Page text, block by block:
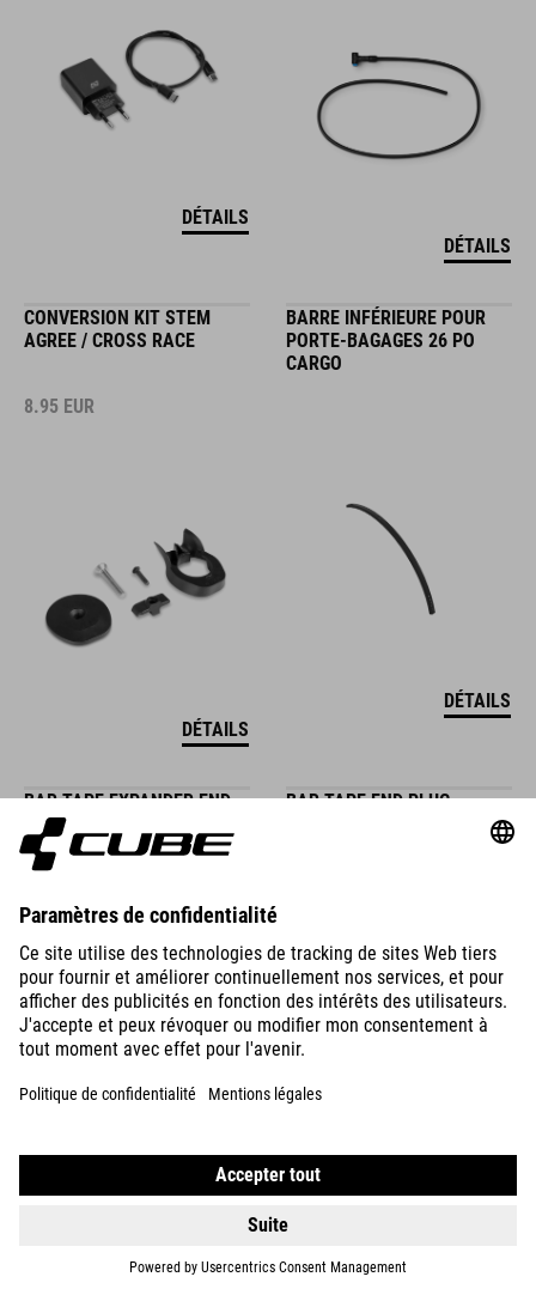
DÉTAILS
DÉTAILS
CONVERSION KIT STEM
AGREE / CROSS RACE
8.95 EUR
DÉTAILS
BARRE INFÉRIEURE POUR
PORTE-BAGAGES 26 PO
CARGO
DÉTAILS
BAR TAPE EXPANDER END
PLUG
BAR TAPE END PLUG